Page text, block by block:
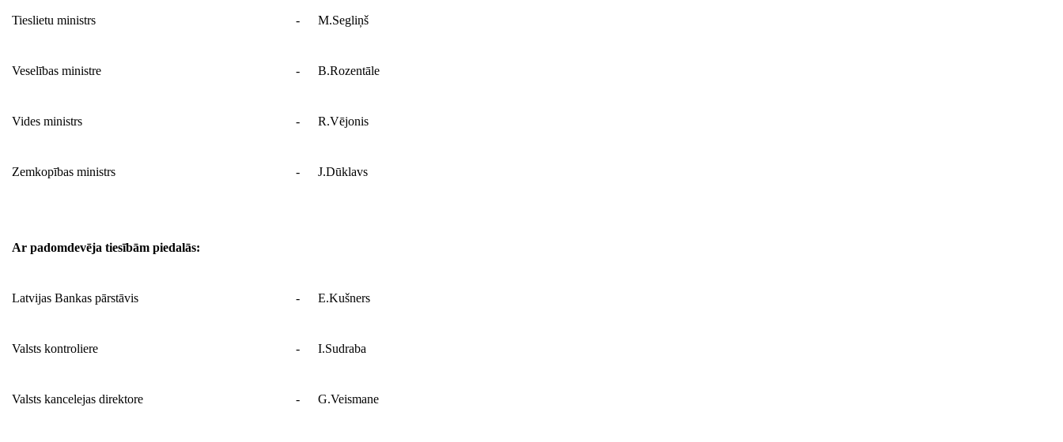
Tieslietu ministrs - M.Segliņš
Veselības ministre - B.Rozentāle
Vides ministrs - R.Vējonis
Zemkopības ministrs - J.Dūklavs
Ar padomdevēja tiesībām piedalās:
Latvijas Bankas pārstāvis - E.Kušners
Valsts kontroliere - I.Sudraba
Valsts kancelejas direktore - G.Veismane